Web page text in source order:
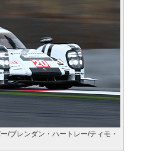
/ブレンダン・ハートレー/ティモ・